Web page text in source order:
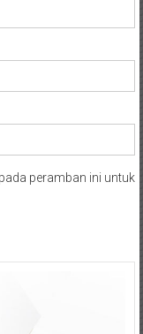
peramban ini untuk